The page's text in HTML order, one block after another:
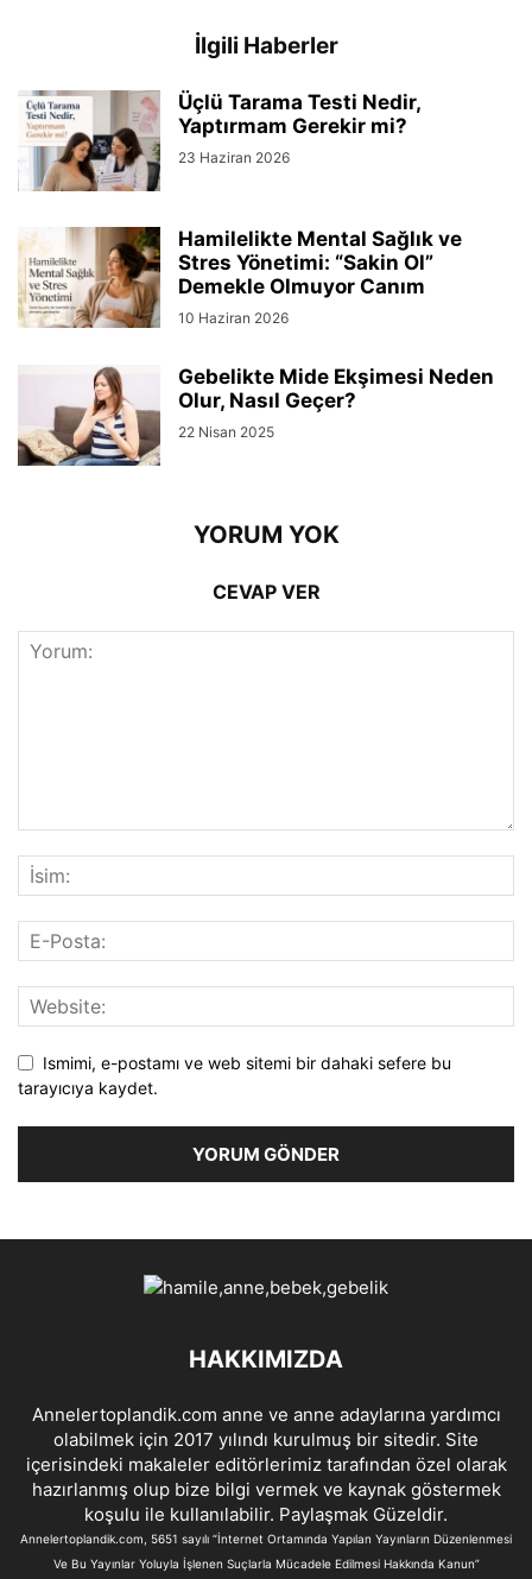
İlgili Haberler
Üçlü Tarama Testi Nedir,
Yaptırmam Gerekir mi?
23 Haziran 2026
Hamilelikte Mental Sağlık ve
Stres Yönetimi: “Sakin Ol”
Demekle Olmuyor Canım
10 Haziran 2026
Gebelikte Mide Ekşimesi Neden
Olur, Nasıl Geçer?
22 Nisan 2025
YORUM YOK
CEVAP VER
Ismimi, e-postamı ve web sitemi bir dahaki sefere bu
tarayıcıya kaydet.
HAKKIMIZDA
Annelertoplandik.com anne ve anne adaylarına yardımcı
olabilmek için 2017 yılındı kurulmuş bir sitedir. Site
içerisindeki makaleler editörlerimiz tarafından özel olarak
hazırlanmış olup bize bilgi vermek ve kaynak göstermek
koşulu ile kullanılabilir. Paylaşmak Güzeldir.
Annelertoplandik.com, 5651 sayılı “İnternet Ortamında Yapılan Yayınların Düzenlenmesi
Ve Bu Yayınlar Yoluyla İşlenen Suçlarla Mücadele Edilmesi Hakkında Kanun”